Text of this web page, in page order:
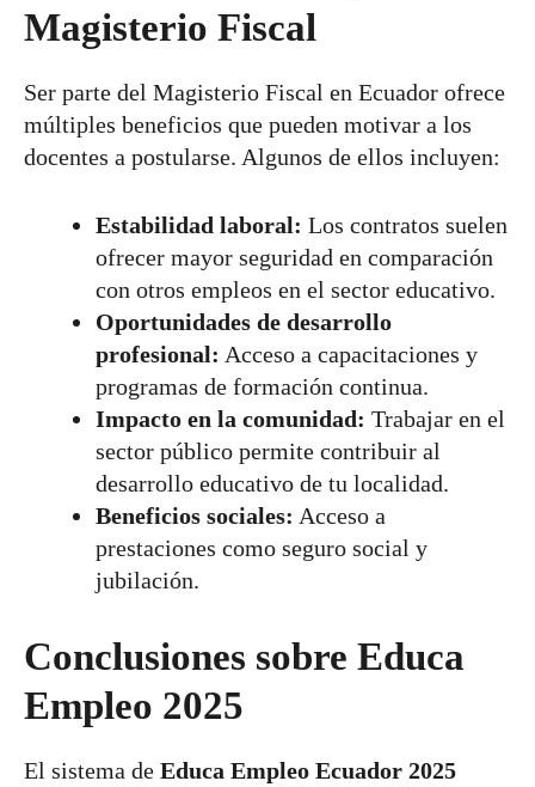
Magisterio Fiscal
Ser parte del Magisterio Fiscal en Ecuador ofrece
múltiples beneficios que pueden motivar a los
docentes a postularse. Algunos de ellos incluyen:
Estabilidad laboral: Los contratos suelen
ofrecer mayor seguridad en comparación
con otros empleos en el sector educativo.
Oportunidades de desarrollo
profesional: Acceso a capacitaciones y
programas de formación continua.
Impacto en la comunidad: Trabajar en el
sector público permite contribuir al
desarrollo educativo de tu localidad.
Beneficios sociales: Acceso a
prestaciones como seguro social y
jubilación.
Conclusiones sobre Educa
Empleo 2025
El sistema de Educa Empleo Ecuador 2025